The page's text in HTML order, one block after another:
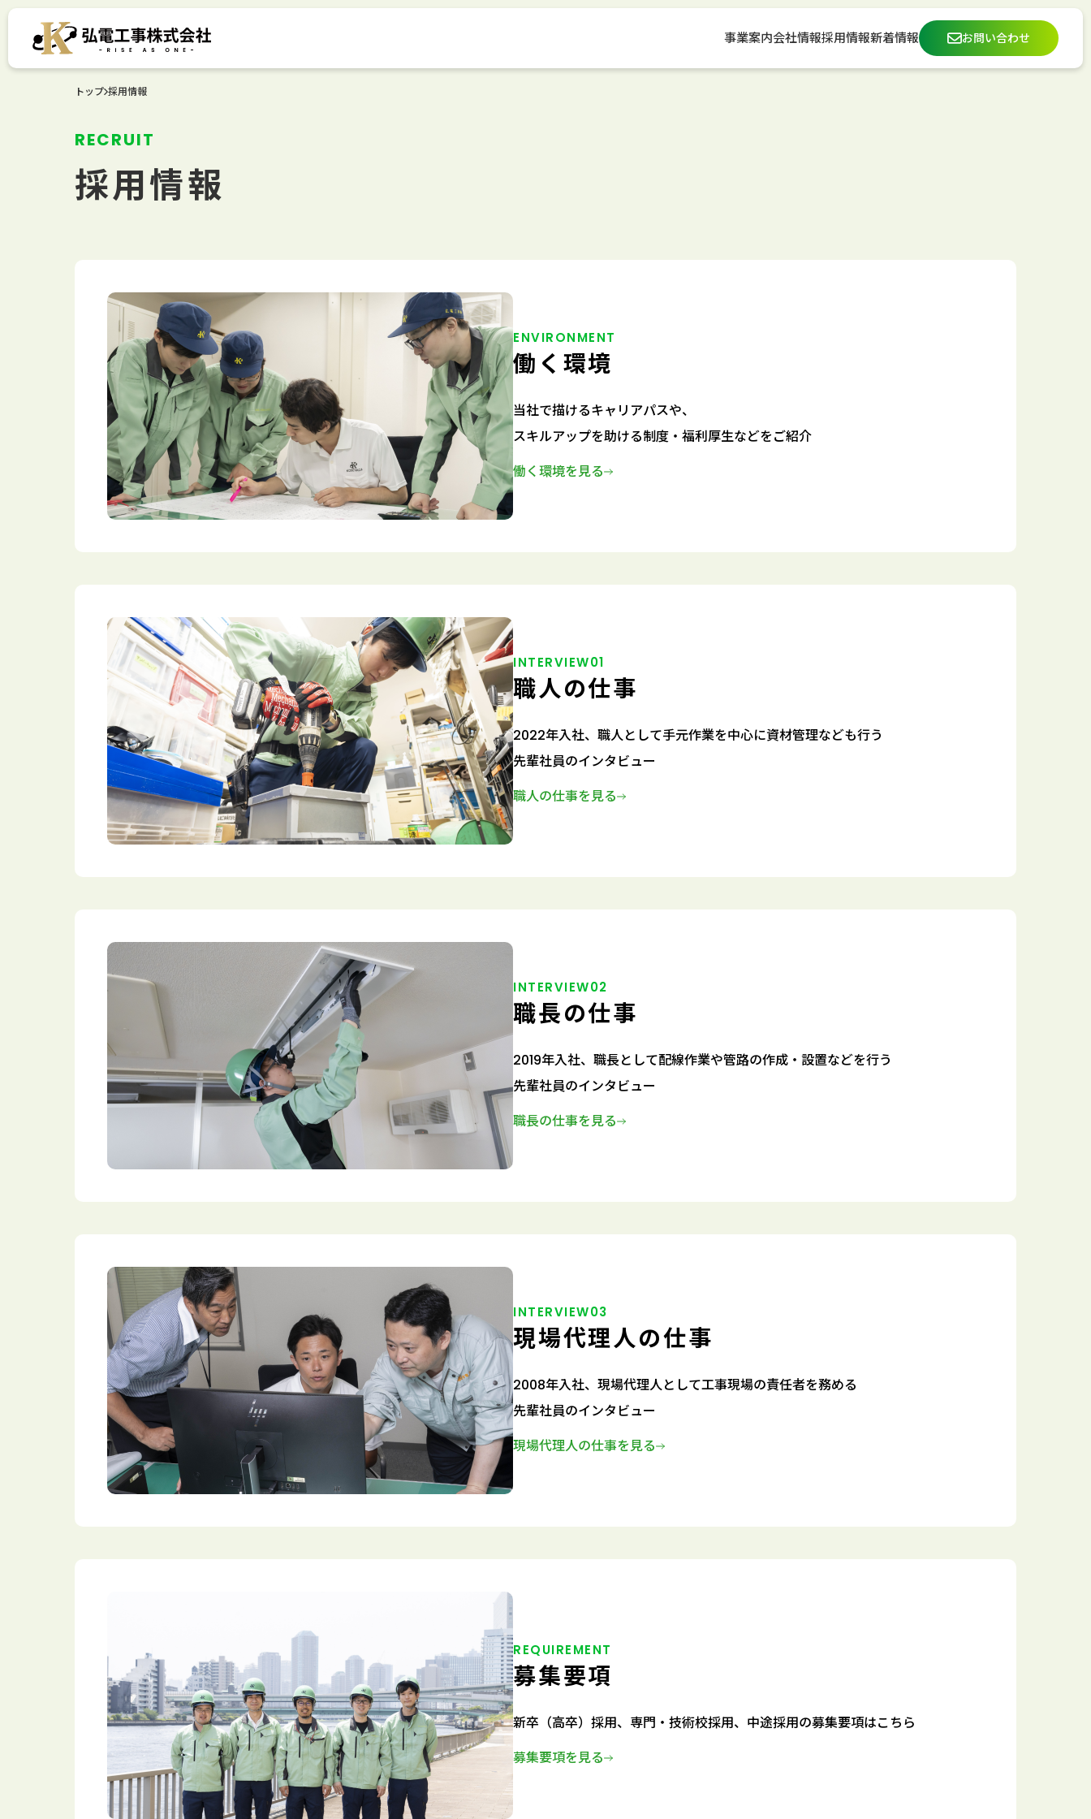
事業案内会社情報採用情報新着情報 お問い合わせ
トップ 採用情報
RECRUIT
採用情報
ENVIRONMENT
働く環境
当社で描けるキャリアパスや、
スキルアップを助ける制度・福利厚生などをご紹介
働く環境を見る
INTERVIEW01
職人の仕事
2022年入社、職人として手元作業を中心に資材管理なども行う
先輩社員のインタビュー
職人の仕事を見る
INTERVIEW02
職長の仕事
2019年入社、職長として配線作業や管路の作成・設置などを行う
先輩社員のインタビュー
職長の仕事を見る
INTERVIEW03
現場代理人の仕事
2008年入社、現場代理人として工事現場の責任者を務める
先輩社員のインタビュー
現場代理人の仕事を見る
REQUIREMENT
募集要項
新卒（高卒）採用、専門・技術校採用、中途採用の募集要項はこちら
募集要項を見る